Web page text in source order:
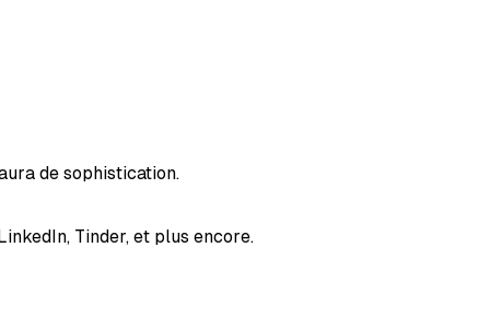
de sophistication.
Tinder, et plus encore.